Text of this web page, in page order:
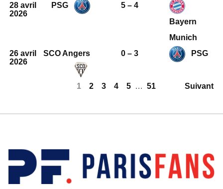
28 avril
2026
PSG
5 – 4
Bayern
Munich
26 avril
2026
SCO Angers 0 – 3 PSG
1 2 3 4 5 … 51 Suivant